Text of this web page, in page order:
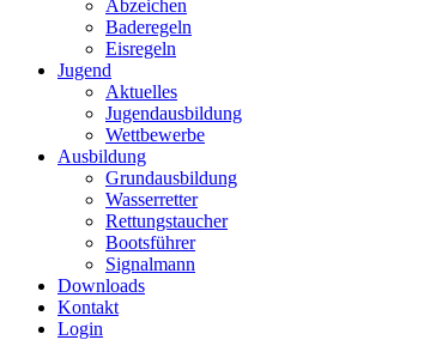
Abzeichen
Baderegeln
Eisregeln
Jugend
Aktuelles
Jugendausbildung
Wettbewerbe
Ausbildung
Grundausbildung
Wasserretter
Rettungstaucher
Bootsführer
Signalmann
Downloads
Kontakt
Login